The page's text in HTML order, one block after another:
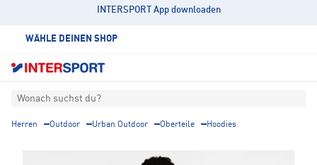
INTERSPORT App downloaden
WÄHLE DEINEN SHOP
Wonach suchst du?
Herren Outdoor Urban Outdoor Oberteile Hoodies